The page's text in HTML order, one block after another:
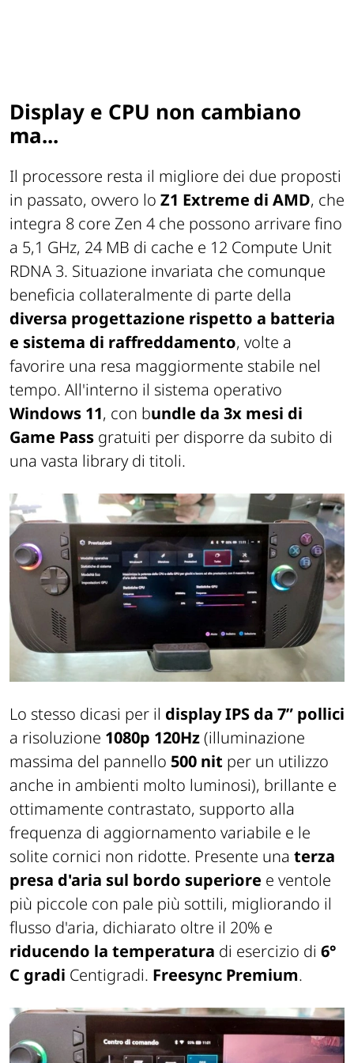
Display e CPU non cambiano
ma...
Il processore resta il migliore dei due proposti
in passato, ovvero lo Z1 Extreme di AMD, che
integra 8 core Zen 4 che possono arrivare fino
a 5,1 GHz, 24 MB di cache e 12 Compute Unit
RDNA 3. Situazione invariata che comunque
beneficia collateralmente di parte della
diversa progettazione rispetto a batteria
e sistema di raffreddamento, volte a
favorire una resa maggiormente stabile nel
tempo. All'interno il sistema operativo
Windows 11, con bundle da 3x mesi di
Game Pass gratuiti per disporre da subito di
una vasta library di titoli.
Lo stesso dicasi per il display IPS da 7” pollici
a risoluzione 1080p 120Hz(illuminazione
massima del pannello 500 nit per un utilizzo
anche in ambienti molto luminosi), brillante e
ottimamente contrastato, supporto alla
frequenza di aggiornamento variabile e le
solite cornici non ridotte. Presente una terza
presa d'aria sul bordo superiore e ventole
più piccole con pale più sottili, migliorando il
flusso d'aria, dichiarato oltre il 20% e
riducendo la temperatura di esercizio di 6°
C gradi Centigradi. Freesync Premium.